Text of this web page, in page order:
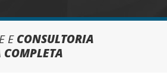
ECONSULTORIA
COMPLETA